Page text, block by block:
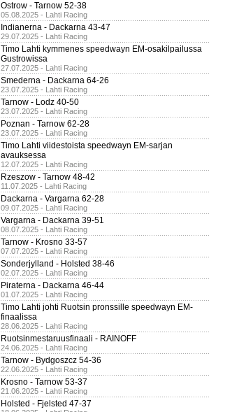
Ostrow - Tarnow 52-38
05.08.2025 - Lahti Racing
Indianerna - Dackarna 43-47
29.07.2025 - Lahti Racing
Timo Lahti kymmenes speedwayn EM-osakilpailussa
Gustrowissa
27.07.2025 - Lahti Racing
Smederna - Dackarna 64-26
23.07.2025 - Lahti Racing
Tarnow - Lodz 40-50
23.07.2025 - Lahti Racing
Poznan - Tarnow 62-28
23.07.2025 - Lahti Racing
Timo Lahti viidestoista speedwayn EM-sarjan
avauksessa
12.07.2025 - Lahti Racing
Rzeszow - Tarnow 48-42
11.07.2025 - Lahti Racing
Dackarna - Vargarna 62-28
09.07.2025 - Lahti Racing
Vargarna - Dackarna 39-51
08.07.2025 - Lahti Racing
Tarnow - Krosno 33-57
07.07.2025 - Lahti Racing
Sonderjylland - Holsted 38-46
02.07.2025 - Lahti Racing
Piraterna - Dackarna 46-44
01.07.2025 - Lahti Racing
Timo Lahti johti Ruotsin pronssille speedwayn EM-
finaalissa
28.06.2025 - Lahti Racing
Ruotsinmestaruusfinaali - RAINOFF
24.06.2025 - Lahti Racing
Tarnow - Bydgoszcz 54-36
22.06.2025 - Lahti Racing
Krosno - Tarnow 53-37
21.06.2025 - Lahti Racing
Holsted - Fjelsted 47-37